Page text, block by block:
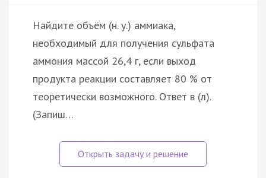
Найдите объём (н. у.) аммиака,
необходимый для получения сульфата
аммония массой 26,4 г, если выход
продукта реакции составляет 80 % от
теоретически возможного. Ответ в (л).
(Запиш…